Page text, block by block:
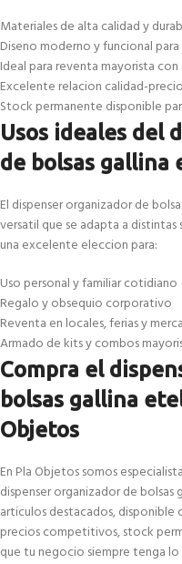
Materiales de alta calidad y
Diseno moderno y funcional para
Ideal para reventa mayorista
Excelente relacion calidad-precio
Stock permanente disponible
Usos ideales del
de bolsas gallina
El dispenser organizador de
versatil que se adapta a distintas
una excelente eleccion para:
Uso personal y familiar cotidiano
Regalo y obsequio corporativo
Reventa en locales, ferias y
Armado de kits y combos
Compra el
bolsas gallina
Objetos
En Pla Objetos somos
dispenser organizador de
articulos destacados,
precios competitivos, stock
que tu negocio siempre tenga